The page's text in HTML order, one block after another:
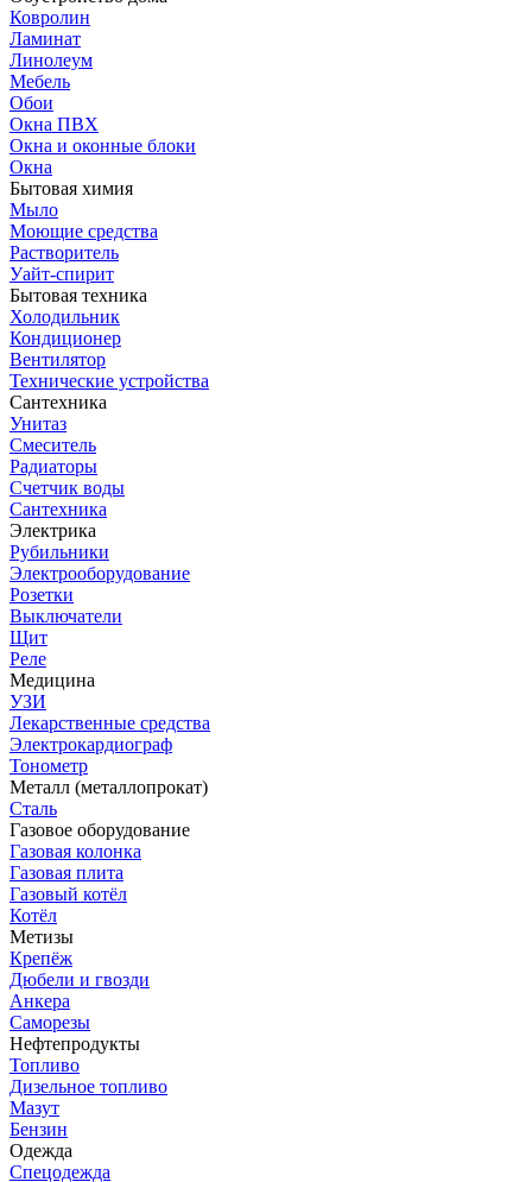
Ковролин
Ламинат
Линолеум
Мебель
Обои
Окна ПВХ
Окна и оконные блоки
Окна
Бытовая химия
Мыло
Моющие средства
Растворитель
Уайт-спирит
Бытовая техника
Холодильник
Кондиционер
Вентилятор
Технические устройства
Сантехника
Унитаз
Смеситель
Радиаторы
Счетчик воды
Сантехника
Электрика
Рубильники
Электрооборудование
Розетки
Выключатели
Щит
Реле
Медицина
УЗИ
Лекарственные средства
Электрокардиограф
Тонометр
Металл (металлопрокат)
Сталь
Газовое оборудование
Газовая колонка
Газовая плита
Газовый котёл
Котёл
Метизы
Крепёж
Дюбели и гвозди
Анкера
Саморезы
Нефтепродукты
Топливо
Дизельное топливо
Мазут
Бензин
Одежда
Спецодежда